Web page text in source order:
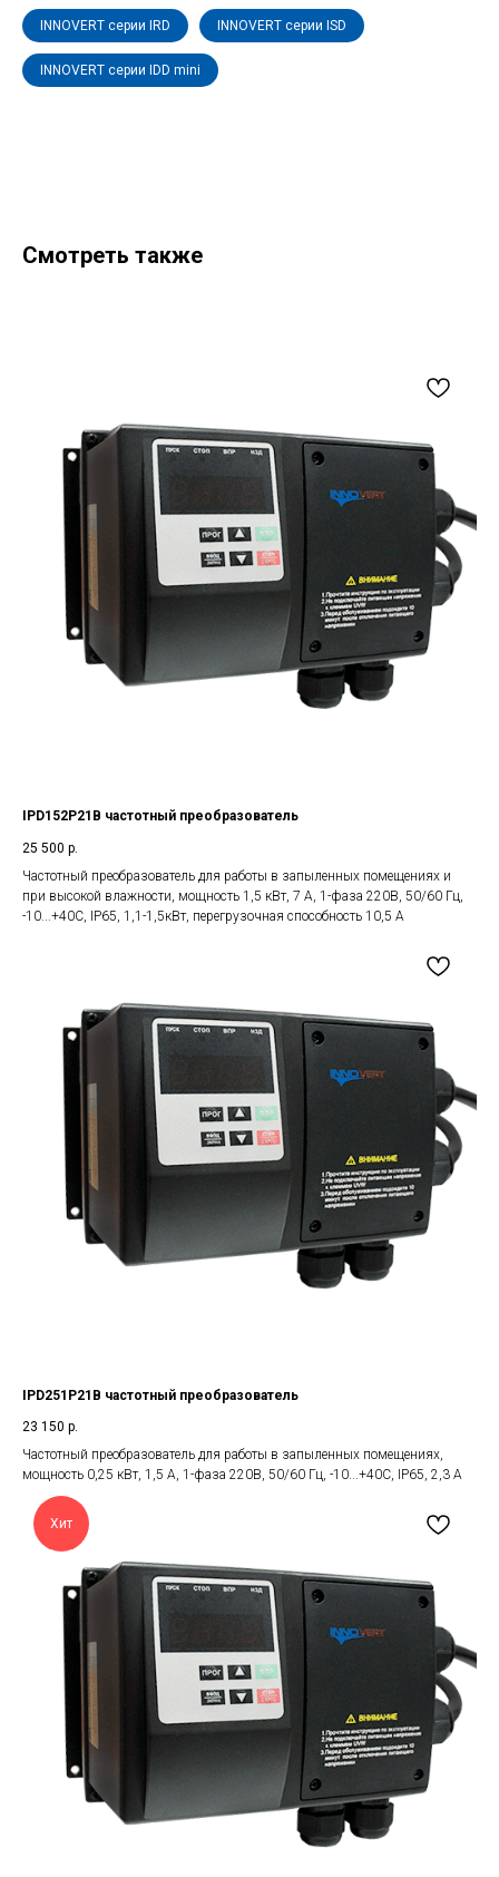
INNOVERT серии IRD INNOVERT серии ISD
INNOVERT серии IDD mini
Смотреть также
IPD152P21B частотный преобразователь
25 500 р.
Частотный преобразователь для работы в запыленных помещениях и
при высокой влажности, мощность 1,5 кВт, 7 А, 1-фаза 220В, 50/60 Гц,
-10...+40С, IP65, 1,1-1,5кВт, перегрузочная способность 10,5 А
IPD251P21B частотный преобразователь
23 150 р.
Частотный преобразователь для работы в запыленных помещениях,
мощность 0,25 кВт, 1,5 А, 1-фаза 220В, 50/60 Гц, -10...+40С, IP65, 2,3 А
Хит